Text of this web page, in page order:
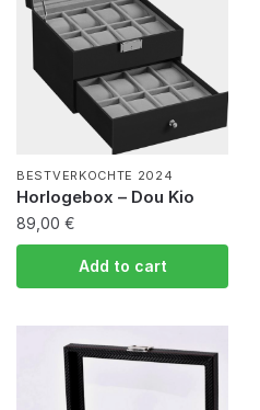
BESTVERKOCHTE 2024
Horlogebox – Dou Kio
89,00 €
Add to cart